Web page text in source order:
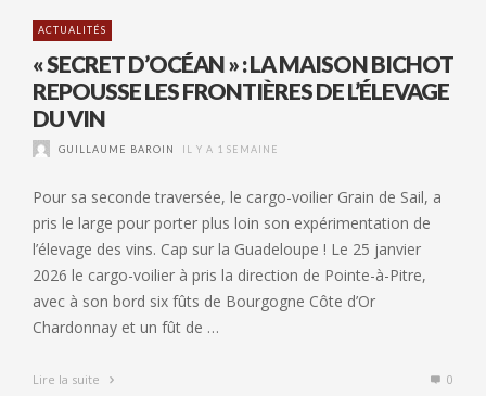
ACTUALITÉS
« SECRET D’OCÉAN » : LA MAISON BICHOT
REPOUSSE LES FRONTIÈRES DE L’ÉLEVAGE
DU VIN
GUILLAUME BAROIN IL Y A 1 SEMAINE
Pour sa seconde traversée, le cargo-voilier Grain de Sail, a
pris le large pour porter plus loin son expérimentation de
l’élevage des vins. Cap sur la Guadeloupe ! Le 25 janvier
2026 le cargo-voilier à pris la direction de Pointe-à-Pitre,
avec à son bord six fûts de Bourgogne Côte d’Or
Chardonnay et un fût de …
Lire la suite 0